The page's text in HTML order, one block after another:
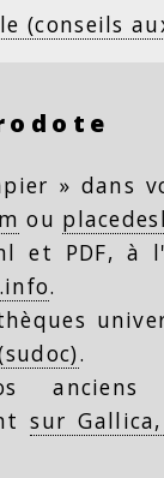
(conseils
» dans
ou
et PDF, à
.
.
anciens
sur